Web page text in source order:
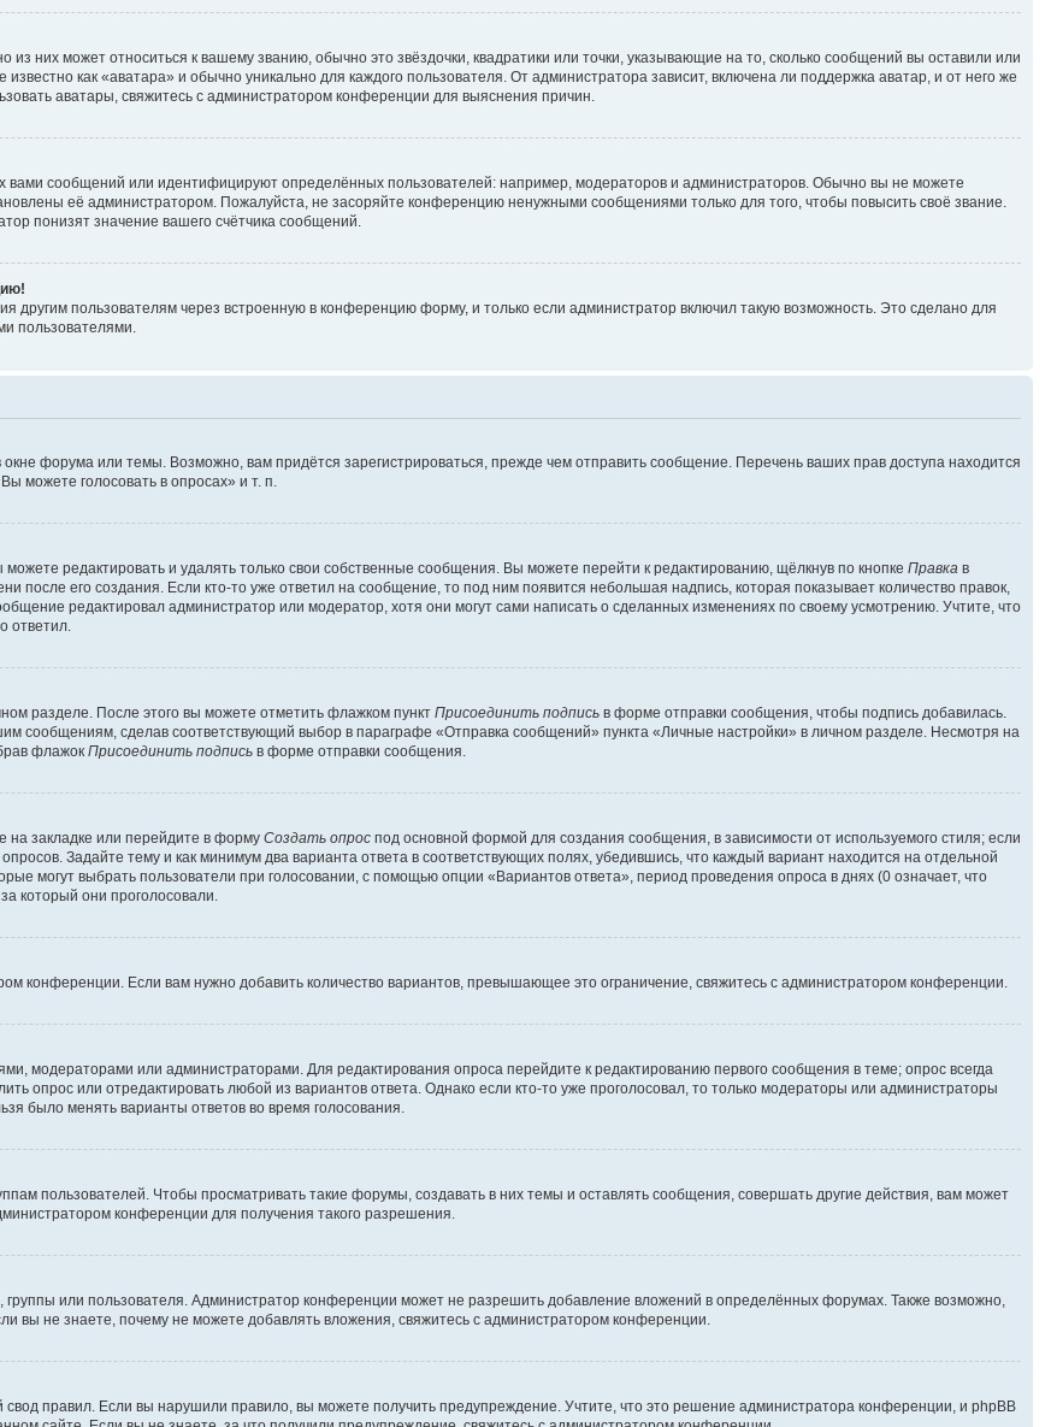
них может относиться к вашему званию, обычно это звёздочки, квадратики или точки, указывающие на то, сколько сообщений вы оставили или
как «аватара» и обычно уникально для каждого пользователя. От администратора зависит, включена ли поддержка аватар, и от него же
аватары, свяжитесь с администратором конференции для выяснения причин.
сообщений или идентифицируют определённых пользователей: например, модераторов и администраторов. Обычно вы не можете
её администратором. Пожалуйста, не засоряйте конференцию ненужными сообщениями только для того, чтобы повысить своё звание.
понизят значение вашего счётчика сообщений.
другим пользователям через встроенную в конференцию форму, и только если администратор включил такую возможность. Это сделано для
пользователями.
форума или темы. Возможно, вам придётся зарегистрироваться, прежде чем отправить сообщение. Перечень ваших прав доступа находится
можете голосовать в опросах» и т. п.
редактировать и удалять только свои собственные сообщения. Вы можете перейти к редактированию, щёлкнув по кнопке Правка в
после его создания. Если кто-то уже ответил на сообщение, то под ним появится небольшая надпись, которая показывает количество правок,
редактировал администратор или модератор, хотя они могут сами написать о сделанных изменениях по своему усмотрению. Учтите, что
ответил.
разделе. После этого вы можете отметить флажком пункт Присоединить подпись в форме отправки сообщения, чтобы подпись добавилась.
сообщениям, сделав соответствующий выбор в параграфе «Отправка сообщений» пункта «Личные настройки» в личном разделе. Несмотря на
флажок Присоединить подпись в форме отправки сообщения.
закладке или перейдите в форму Создать опрос под основной формой для создания сообщения, в зависимости от используемого стиля; если
Задайте тему и как минимум два варианта ответа в соответствующих полях, убедившись, что каждый вариант находится на отдельной
могут выбрать пользователи при голосовании, с помощью опции «Вариантов ответа», период проведения опроса в днях (0 означает, что
который они проголосовали.
конференции. Если вам нужно добавить количество вариантов, превышающее это ограничение, свяжитесь с администратором конференции.
модераторами или администраторами. Для редактирования опроса перейдите к редактированию первого сообщения в теме; опрос всегда
опрос или отредактировать любой из вариантов ответа. Однако если кто-то уже проголосовал, то только модераторы или администраторы
было менять варианты ответов во время голосования.
пользователей. Чтобы просматривать такие форумы, создавать в них темы и оставлять сообщения, совершать другие действия, вам может
конференции для получения такого разрешения.
или пользователя. Администратор конференции может не разрешить добавление вложений в определённых форумах. Также возможно,
вы не знаете, почему не можете добавлять вложения, свяжитесь с администратором конференции.
правил. Если вы нарушили правило, вы можете получить предупреждение. Учтите, что это решение администратора конференции, и phpBB